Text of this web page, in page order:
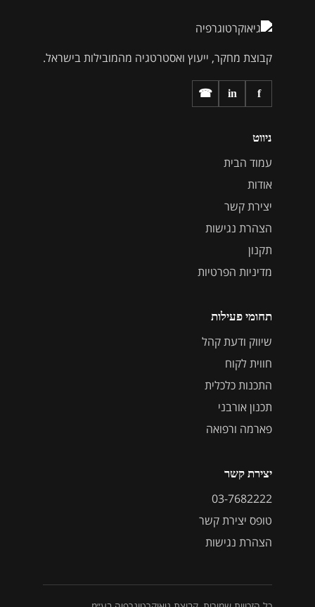
קבוצת מחקר, ייעוץ ואסטרטגיה מהמובילות בישראל.
f
in
☎
ניווט
עמוד הבית
אודות
יצירת קשר
הצהרת נגישות
תקנון
מדיניות הפרטיות
תחומי פעילות
שיווק ודעת קהל
חווית לקוח
התכנות כלכלית
תכנון אורבני
פארמה ורפואה
יצירת קשר
03-7682222
טופס יצירת קשר
הצהרת נגישות